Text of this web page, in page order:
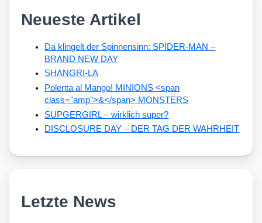
Neueste Artikel
Da klingelt der Spinnensinn: SPIDER-MAN –
BRAND NEW DAY
SHANGRI-LA
Polenta al Mango! MINIONS <span
class="amp">&</span> MONSTERS
SUPGERGIRL – wirklich super?
DISCLOSURE DAY – DER TAG DER WAHRHEIT
Letzte News